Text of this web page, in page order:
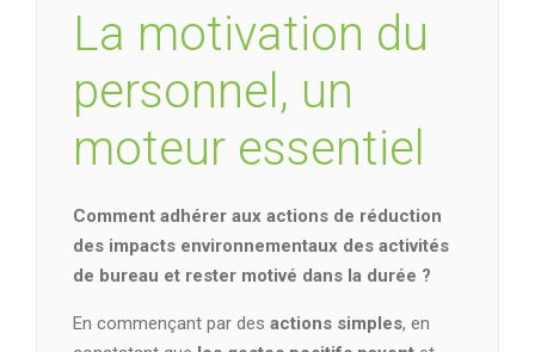
La motivation du
personnel, un
moteur essentiel
Comment adhérer aux actions de réduction
des impacts environnementaux des activités
de bureau et rester motivé dans la durée ?
En commençant par des actions simples, en